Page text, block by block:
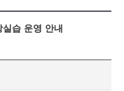
습 운영 안내